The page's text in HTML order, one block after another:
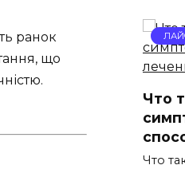
ранок
що
Что
Что